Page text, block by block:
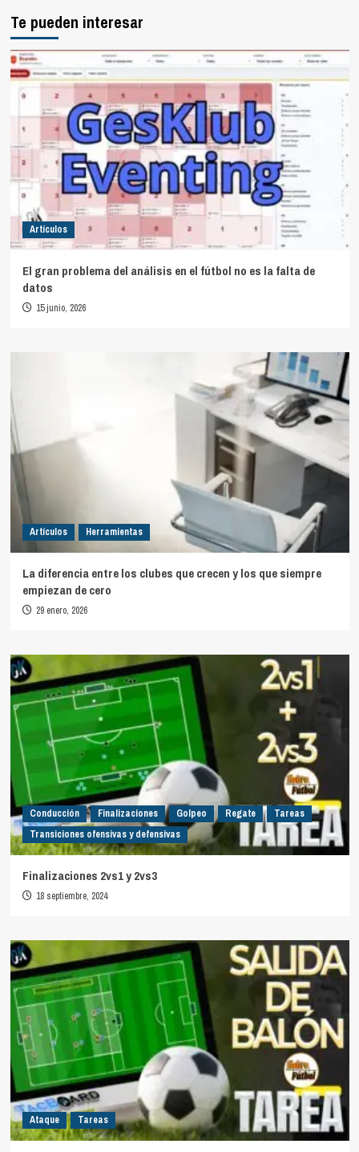
Te pueden interesar
Artículos
El gran problema del análisis en el fútbol no es la falta de
datos
15 junio, 2026
Artículos Herramientas
La diferencia entre los clubes que crecen y los que siempre
empiezan de cero
29 enero, 2026
Conducción Finalizaciones Golpeo Regate
Tareas
Transiciones ofensivas y defensivas
Finalizaciones 2vs1 y 2vs3
18 septiembre, 2024
Ataque Tareas